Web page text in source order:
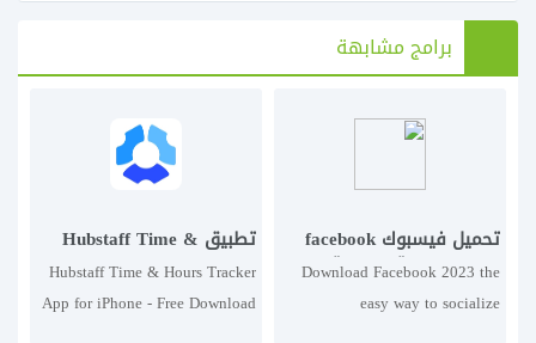
برامج مشابهة
تحميل فيسبوك facebook
2023 الطريقة السهلة
للتواصل الاجتماعي
Download Facebook 2023 the
easy way to socialize
تطبيق Hubstaff Time &
Hours Tracker iPhone - قم
بتنزيل Hubstaff Time &
Hours Tracker لأجهزة iPad
Hubstaff Time & Hours Tracker
App for iPhone - Free Download